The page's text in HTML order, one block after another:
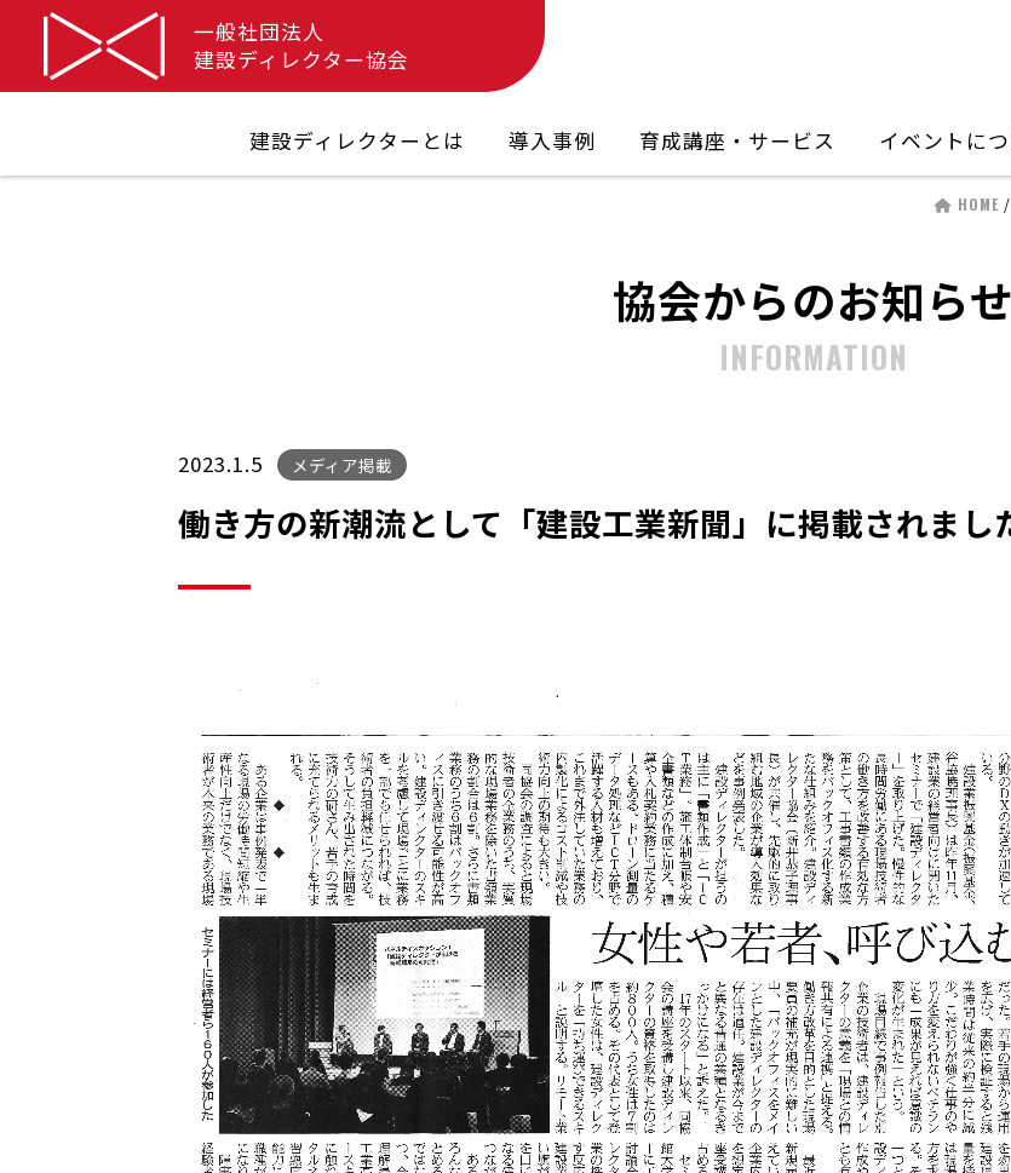
一般社団法人
建設ディレクター協会
建設ディレクターとは 導入事例 育成講座・サービス イベントに
HOME /
協会からのお知らせ
INFORMATION
2023.1.5 メディア掲載
働き方の新潮流として「建設工業新聞」に掲載されまし